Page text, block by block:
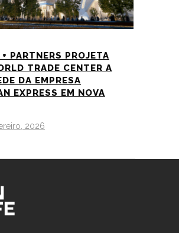
PARTNERS PROJETA
TRADE CENTER A
DA EMPRESA
EXPRESS EM NOVA
2026